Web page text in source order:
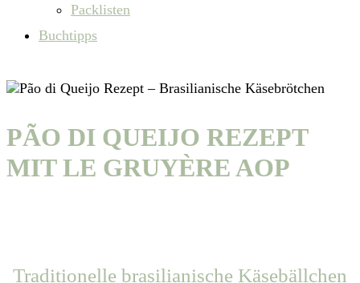
Packlisten
Buchtipps
PÃO DI QUEIJO REZEPT
MIT LE GRUYÈRE AOP
Traditionelle brasilianische Käsebällchen